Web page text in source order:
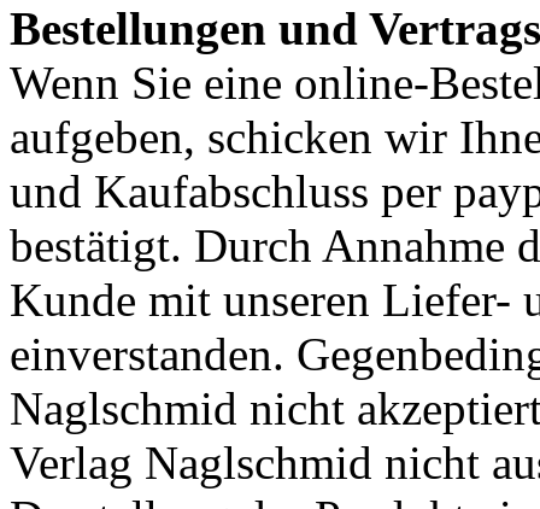
Bestellungen und
Wenn Sie eine online-
aufgeben, schicken wir
und Kaufabschluss per
bestätigt. Durch Annahme
Kunde mit unseren Liefer-
einverstanden.
Naglschmid nicht
Verlag Naglschmid nicht